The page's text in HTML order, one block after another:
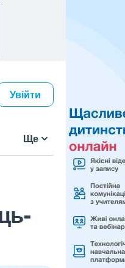
Увійти
Ще